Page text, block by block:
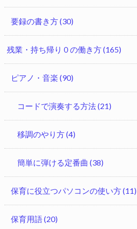
要録の書き方(30)
残業・持ち帰り０の働き方(165)
ピアノ・音楽 (90)
コードで演奏する方法(21)
移調のやり方(4)
簡単に弾ける定番曲 (38)
保育に役立つパソコンの使い方(11)
保育用語(20)